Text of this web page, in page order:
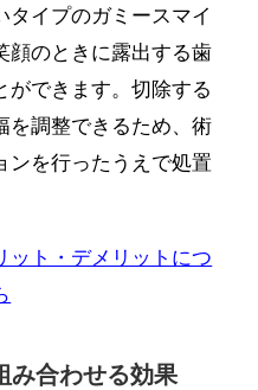
タイプのガミースマイ
顔のときに露出する歯
ができます。切除する
を調整できるため、術
ンを行ったうえで処置
ット・デメリットにつ
み合わせる効果